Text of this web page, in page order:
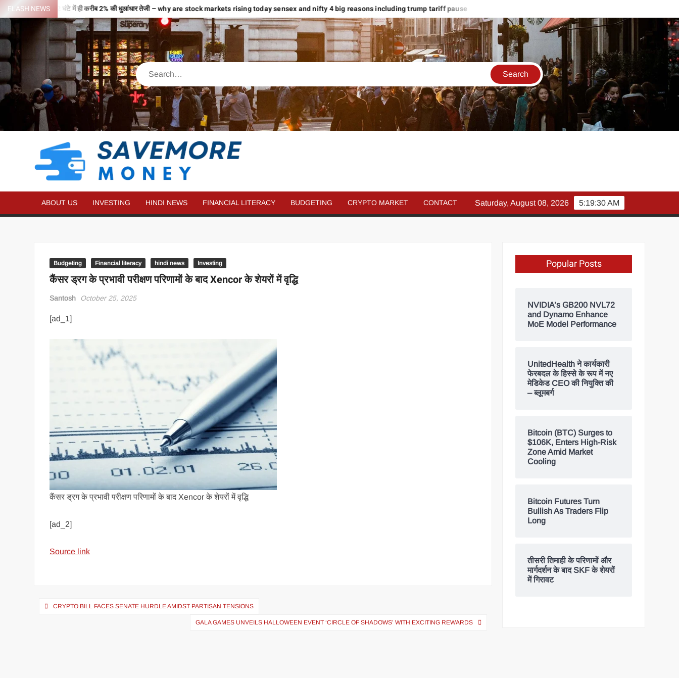
FLASH NEWS
से भरी उड़ान…2 घंटे में ही करीब 2% की धुआंधार तेजी – why are stock markets rising today sensex and nifty 4 big reasons including trump tariff pause
MORE
MONEY
RELATED
ABOUT US INVESTING HINDI NEWS FINANCIAL LITERACY BUDGETING CRYPTO MARKET CONTACT 5:19:30 AM
Saturday, August 08, 2026
Budgeting Financial literacy hindi news Investing
कैंसर ड्रग के प्रभावी परीक्षण परिणामों के बाद Xencor के शेयरों में वृद्धि
Santosh October 25, 2025
[ad_1]
कैंसर ड्रग के प्रभावी परीक्षण परिणामों के बाद Xencor के शेयरों में वृद्धि
[ad_2]
Source link
CRYPTO BILL FACES SENATE HURDLE AMIDST PARTISAN TENSIONS
GALA GAMES UNVEILS HALLOWEEN EVENT ‘CIRCLE OF SHADOWS’ WITH EXCITING REWARDS
Popular Posts
NVIDIA’s GB200 NVL72
and Dynamo Enhance
MoE Model Performance
UnitedHealth ने कार्यकारी
फेरबदल के हिस्से के रूप में नए
मेडिकेड CEO की नियुक्ति की
– ब्लूमबर्ग
Bitcoin (BTC) Surges to
$106K, Enters High-Risk
Zone Amid Market
Cooling
Bitcoin Futures Turn
Bullish As Traders Flip
Long
तीसरी तिमाही के परिणामों और
मार्गदर्शन के बाद SKF के शेयरों
में गिरावट